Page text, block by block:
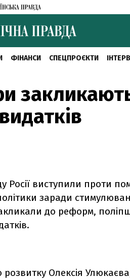
ФІНАНСИ СПЕЦПРОЄКТИ
Росії виступили проти
заради
до реформ,
Олексія